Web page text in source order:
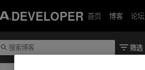
DEVELOPER 首页 博客 论坛